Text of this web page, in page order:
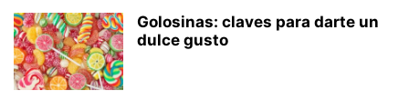
Golosinas: claves para darte un
dulce gusto